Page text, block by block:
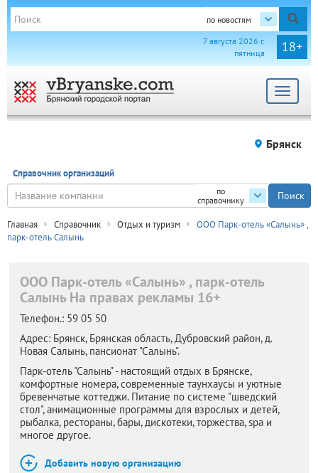
по новостям
18+
7 августа 2026 г.
пятница
Toggle
Брянск
Справочник организаций
по
справочнику
Главная Справочник Отдых и туризм
ООО Парк-отель «Салынь» ,
парк-отель Салынь
ООО Парк-отель «Салынь» , парк-отель
СалыньНа правах рекламы 16+
Телефон.: 59 05 50
Адрес: Брянск, Брянская область, Дубровский район, д.
Новая Салынь, пансионат "Салынь".
Парк-отель "Салынь" - настоящий отдых в Брянске,
комфортные номера, современные таунхаусы и уютные
бревенчатые коттеджи. Питание по системе "шведский
стол", анимационные программы для взрослых и детей,
рыбалка, рестораны, бары, дискотеки, торжества, spa и
многое другое.
Добавить новую организацию